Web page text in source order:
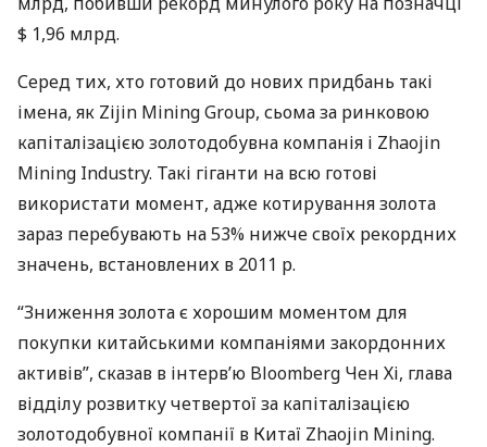
$ 1,96 млрд.
Серед тих, хто готовий до нових придбань такі
імена, як Zijin Mining Group, сьома за ринковою
капіталізацією золотодобувна компанія і Zhaojin
Mining Industry. Такі гіганти на всю готові
використати момент, адже котирування золота
зараз перебувають на 53% нижче своїх рекордних
значень, встановлених в 2011 р.
“Зниження золота є хорошим моментом для
покупки китайськими компаніями закордонних
активів”, сказав в інтерв’ю Bloomberg Чен Хі, глава
відділу розвитку четвертої за капіталізацією
золотодобувної компанії в Китаї Zhaojin Mining.